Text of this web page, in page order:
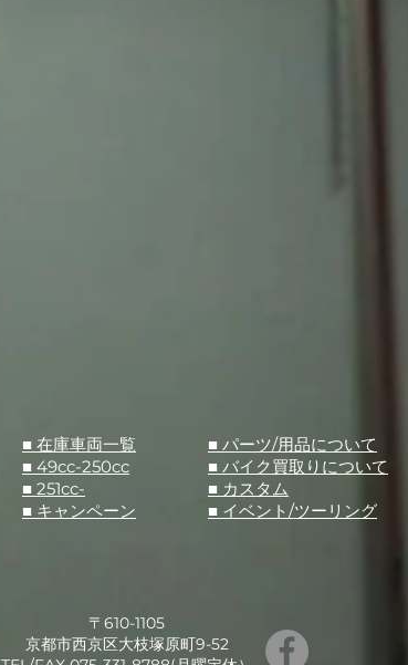
■ 在庫車両一覧
■ 49cc-250cc
■ 251cc-
■ キャンペーン
■ パーツ/用品について
​■ バイク買取りについて
​■ カスタム
​■ イベント/ツーリング
〒610-1105
京都市西京区大枝塚原町9-52